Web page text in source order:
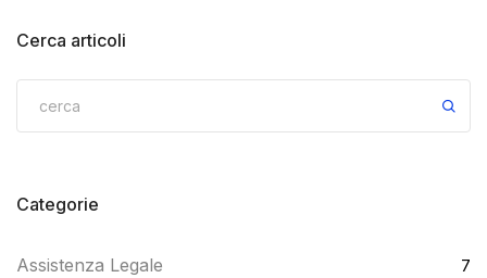
Cerca articoli
Categorie
Assistenza Legale 7